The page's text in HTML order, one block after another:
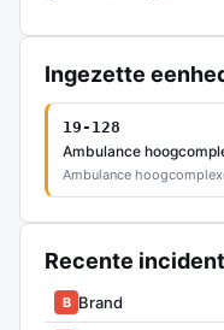
Ingezette
19-128
Ambulance
Ambulance
Recente
B Brand